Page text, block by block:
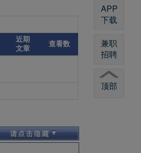
近期
文章
查看数
APP
下载
兼职
招聘
顶部